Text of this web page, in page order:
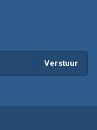
Verstuur